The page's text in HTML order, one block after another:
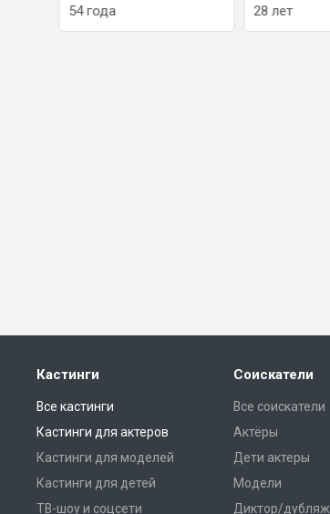
54 года 28 лет
Кастинги
Все кастинги
Кастинги для актеров
Кастинги для моделей
Кастинги для детей
ТВ-шоу и соцсети
Соискатели
Все соискатели
Актёры
Дети актеры
Модели
Диктор/дубляж